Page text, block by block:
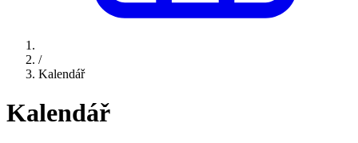
/
Kalendář
Kalendář